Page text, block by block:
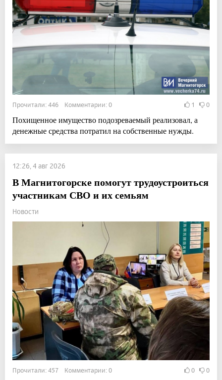
Прочитали: 446 Комментарии: 0 1 0
Похищенное имущество подозреваемый реализовал, а
денежные средства потратил на собственные нужды.
12:26, 4 авг 2026
В Магнитогорске помогут трудоустроиться
участникам СВО и их семьям
Новости
Прочитали: 457 Комментарии: 0 0 0